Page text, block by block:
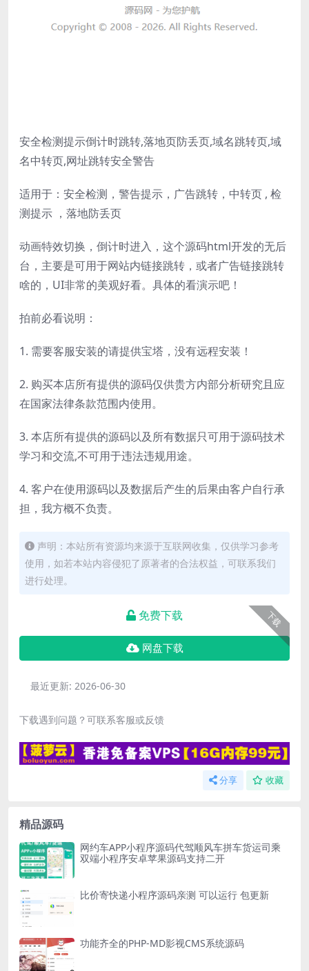
安全检测提示倒计时跳转,落地页防丢页,域名跳转页,域
名中转页,网址跳转安全警告
适用于：安全检测，警告提示，广告跳转，中转页 , 检
测提示 ，落地防丢页
动画特效切换，倒计时进入，这个源码html开发的无后
台，主要是可用于网站内链接跳转，或者广告链接跳转
啥的，UI非常的美观好看。具体的看演示吧！
拍前必看说明：
1. 需要客服安装的请提供宝塔，没有远程安装！
2. 购买本店所有提供的源码仅供贵方内部分析研究且应
在国家法律条款范围内使用。
3. 本店所有提供的源码以及所有数据只可用于源码技术
学习和交流,不可用于违法违规用途。
4. 客户在使用源码以及数据后产生的后果由客户自行承
担，我方概不负责。
声明：本站所有资源均来源于互联网收集，仅供学习参考
使用，如若本站内容侵犯了原著者的合法权益，可联系我们
进行处理。
下载
免费下载
网盘下载
最近更新: 2026-06-30
下载遇到问题？可联系客服或反馈
分享 收藏
精品源码
网约车APP小程序源码代驾顺风车拼车货运司乘
双端小程序安卓苹果源码支持二开
比价寄快递小程序源码亲测 可以运行 包更新
功能齐全的PHP-MD影视CMS系统源码